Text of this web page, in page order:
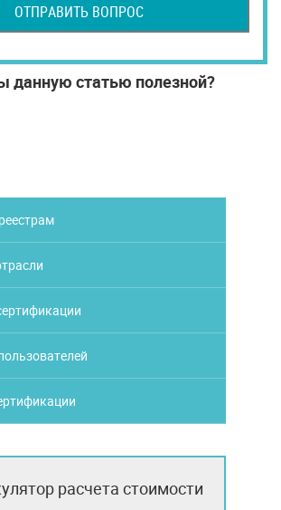
ОТПРАВИТЬ ВОПРОС
данную статью полезной?
расчета стоимости